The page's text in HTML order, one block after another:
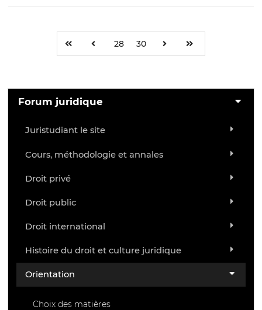
28 30
Forum juridique
Juristudiant le site
Cours, méthodologie et annales
Droit privé
Droit public
Droit international
Histoire du droit et culture juridique
Orientation
Choix des matières